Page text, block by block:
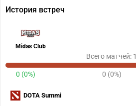
История встреч
Midas Club
Всего матчей: 1
0 (0%) 0 (0%)
DOTA Summi